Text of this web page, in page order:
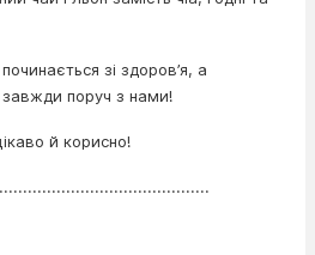
зі здоров’я, а
завжди поруч з нами!
й корисно!